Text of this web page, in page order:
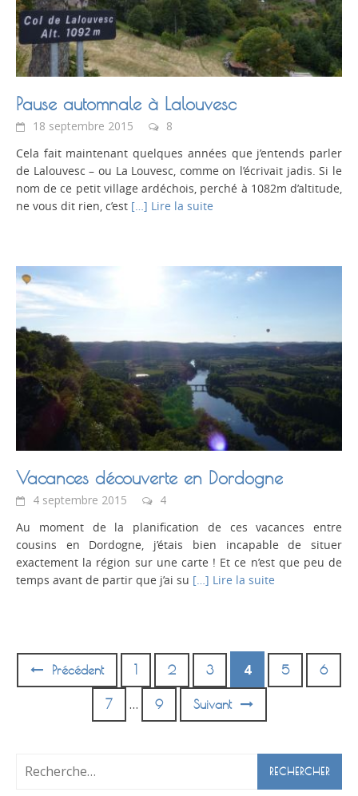
Pause automnale à Lalouvesc
18 septembre 2015
8
Cela fait maintenant quelques années que j’entends parler
de Lalouvesc – ou La Louvesc, comme on l’écrivait jadis. Si le
nom de ce petit village ardéchois, perché à 1082m d’altitude,
ne vous dit rien, c’est […] Lire la suite
Vacances découverte en Dordogne
4 septembre 2015
4
Au moment de la planification de ces vacances entre
cousins en Dordogne, j’étais bien incapable de situer
exactement la région sur une carte ! Et ce n’est que peu de
temps avant de partir que j’ai su […] Lire la suite
Posts
Précédent 1 2 3 4 5 6
7 … 9 Suivant
Rechercher :